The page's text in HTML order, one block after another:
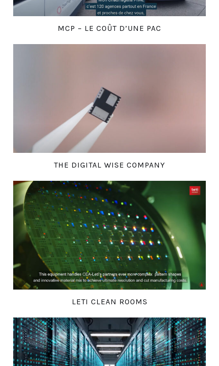
MCP – LE COÛT D’UNE PAC
THE DIGITAL WISE COMPANY
LETI CLEAN ROOMS